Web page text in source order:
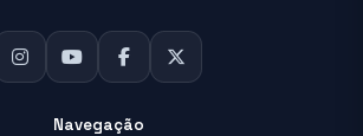
Navegação